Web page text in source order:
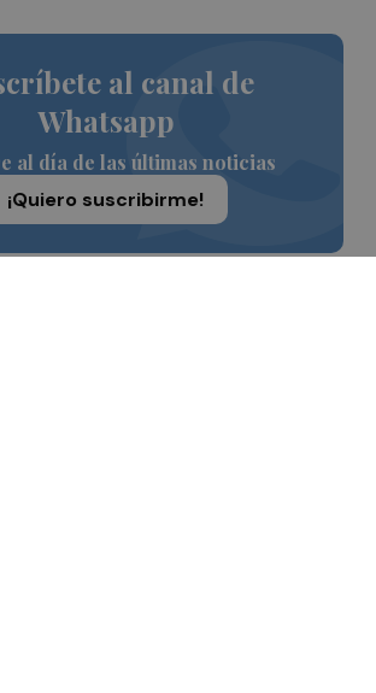
al canal de
Whatsapp
al día de las últimas noticias
¡Quiero suscribirme!